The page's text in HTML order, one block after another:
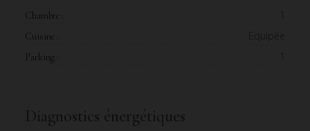
Chambre :
Cuisine :
Parking :
Diagnostics énergétiques